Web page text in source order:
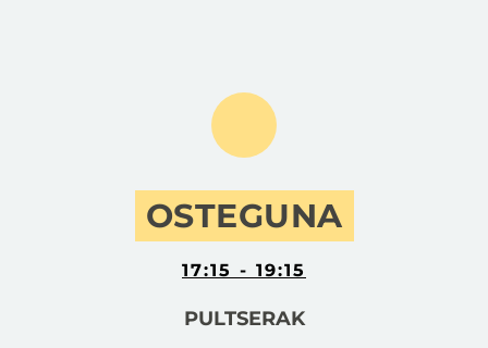
OSTEGUNA
17:15 - 19:15
PULTSERAK